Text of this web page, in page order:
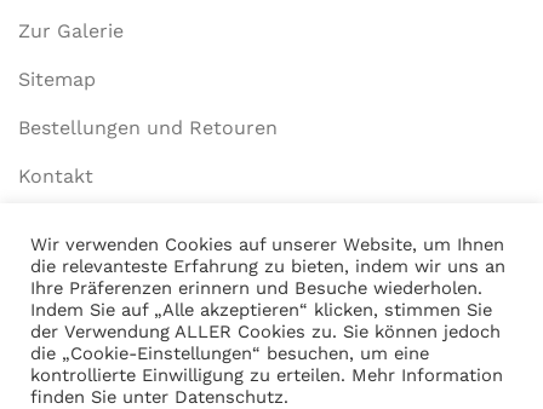
Zur Galerie
Sitemap
Bestellungen und Retouren
Kontakt
Mein Konto
Anmelden
Warenkorb anzeigen
Wir verwenden Cookies auf unserer Website, um Ihnen
die relevanteste Erfahrung zu bieten, indem wir uns an
Ihre Präferenzen erinnern und Besuche wiederholen.
Indem Sie auf „Alle akzeptieren“ klicken, stimmen Sie
der Verwendung ALLER Cookies zu. Sie können jedoch
die „Cookie-Einstellungen“ besuchen, um eine
kontrollierte Einwilligung zu erteilen. Mehr Information
finden Sie unter Datenschutz.